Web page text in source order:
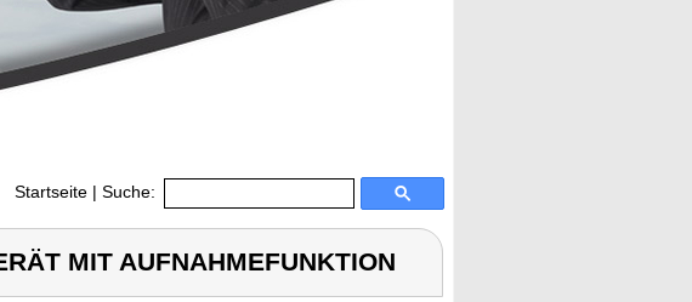
Startseite | Suche:
MIT AUFNAHMEFUNKTION